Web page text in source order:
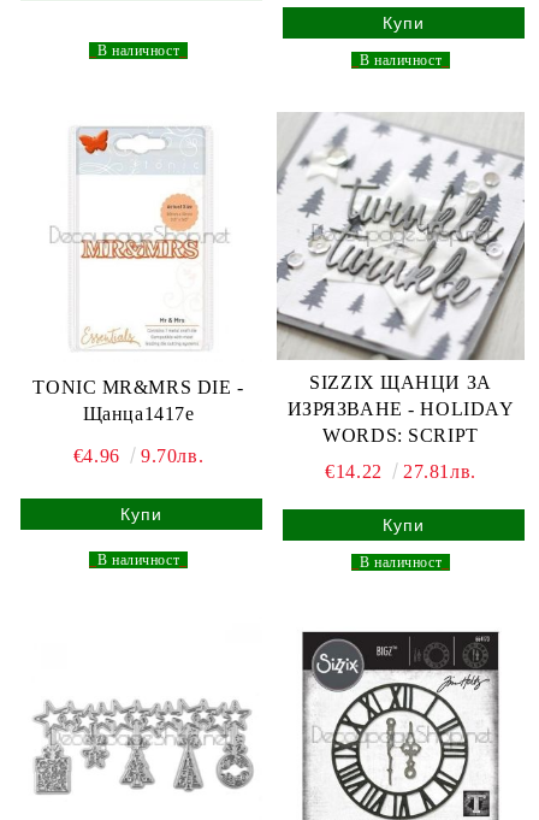
В наличност
В наличност
TONIC MR&MRS DIE -
Щанца1417e
€4.96 9.70лв.
В наличност
SIZZIX ЩАНЦИ ЗА
ИЗРЯЗВАНЕ - HOLIDAY
WORDS: SCRIPT
€14.22
27.81лв.
В наличност